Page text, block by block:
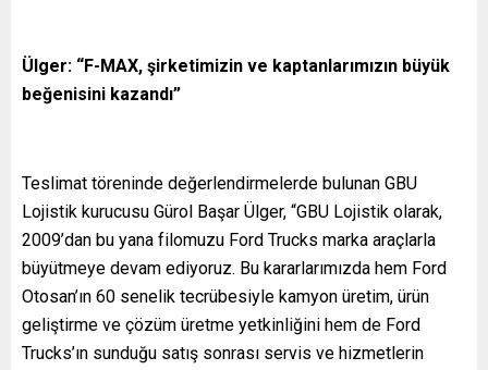
Ülger: “F-MAX, şirketimizin ve kaptanlarımızın büyük
beğenisini kazandı”
Teslimat töreninde değerlendirmelerde bulunan GBU
Lojistik kurucusu Gürol Başar Ülger, “GBU Lojistik olarak,
2009’dan bu yana filomuzu Ford Trucks marka araçlarla
büyütmeye devam ediyoruz. Bu kararlarımızda hem Ford
Otosan’ın 60 senelik tecrübesiyle kamyon üretim, ürün
geliştirme ve çözüm üretme yetkinliğini hem de Ford
Trucks’ın sunduğu satış sonrası servis ve hizmetlerin